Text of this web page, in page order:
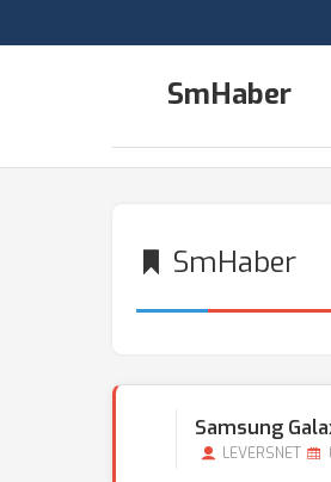
SmHaber
SmHaber
Samsung
LEVERSNET